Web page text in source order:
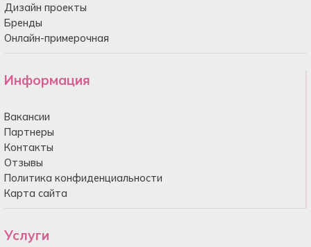
Дизайн проекты
Бренды
Онлайн-примерочная
Информация
Вакансии
Партнеры
Контакты
Отзывы
Политика конфиденциальности
Карта сайта
Услуги